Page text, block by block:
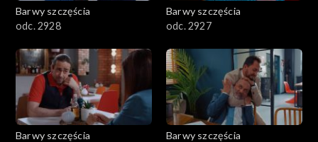
Barwy szczęścia
odc. 2928
Barwy szczęścia
odc. 2927
Barwy szczęścia
Barwy szczęścia